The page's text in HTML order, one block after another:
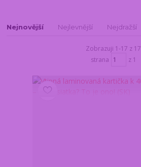
Nejnovější Nejlevnější Nejdražší
Zobrazuji 1-17 z 17
strana
z 1